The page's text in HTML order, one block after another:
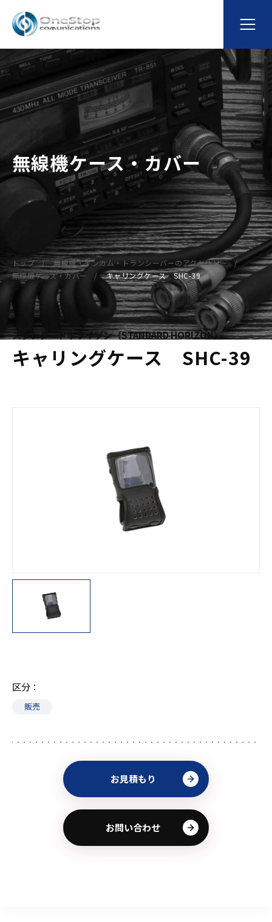
無線機ケース・カバー
トップ
無線機・インカム・トランシーバーのアクセサリー
無線機ケース・カバー
キャリングケース SHC-39
スタンダードホライゾン（STANDARD HORIZON）
キャリングケース SHC-39
区分
販売
お見積もり
お問い合わせ